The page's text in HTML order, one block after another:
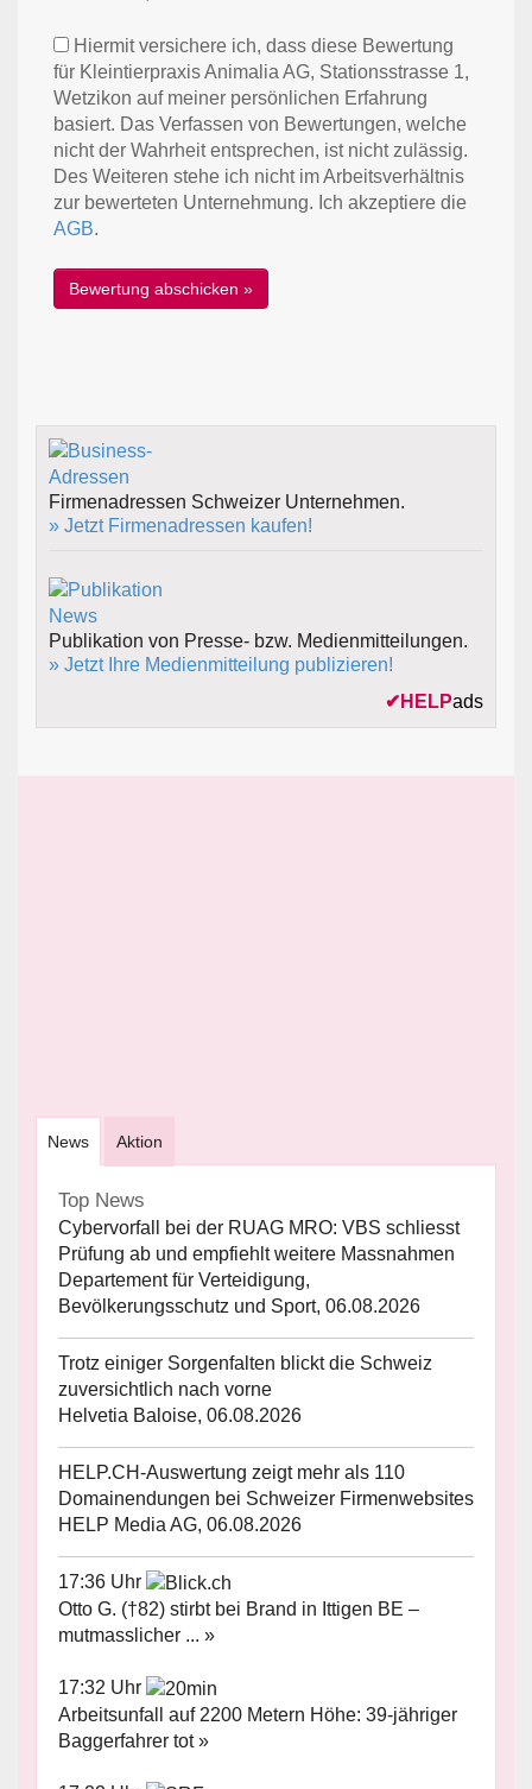
Hiermit versichere ich, dass diese Bewertung
für Kleintierpraxis Animalia AG, Stationsstrasse 1,
Wetzikon auf meiner persönlichen Erfahrung
basiert. Das Verfassen von Bewertungen, welche
nicht der Wahrheit entsprechen, ist nicht zulässig.
Des Weiteren stehe ich nicht im Arbeitsverhältnis
zur bewerteten Unternehmung. Ich akzeptiere die
AGB.
Firmenadressen Schweizer Unternehmen.
» Jetzt Firmenadressen kaufen!
Publikation von Presse- bzw. Medienmitteilungen.
» Jetzt Ihre Medienmitteilung publizieren!
✔ HELPads
News Aktion
Top News
Cybervorfall bei der RUAG MRO: VBS schliesst
Prüfung ab und empfiehlt weitere Massnahmen
Departement für Verteidigung,
Bevölkerungsschutz und Sport, 06.08.2026
Trotz einiger Sorgenfalten blickt die Schweiz
zuversichtlich nach vorne
Helvetia Baloise, 06.08.2026
HELP.CH-Auswertung zeigt mehr als 110
Domainendungen bei Schweizer Firmenwebsites
HELP Media AG, 06.08.2026
17:36 Uhr
Otto G. (†82) stirbt bei Brand in Ittigen BE –
mutmasslicher ... »
17:32 Uhr
Arbeitsunfall auf 2200 Metern Höhe: 39-jähriger
Baggerfahrer tot »